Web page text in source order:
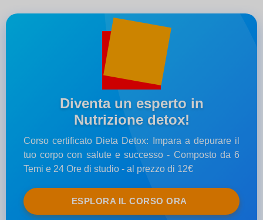
Diventa un esperto in
Nutrizione detox!
Corso certificato Dieta Detox: Impara a depurare il
tuo corpo con salute e successo - Composto da 6
Temi e 24 Ore di studio - al prezzo di 12€
ESPLORA IL CORSO ORA